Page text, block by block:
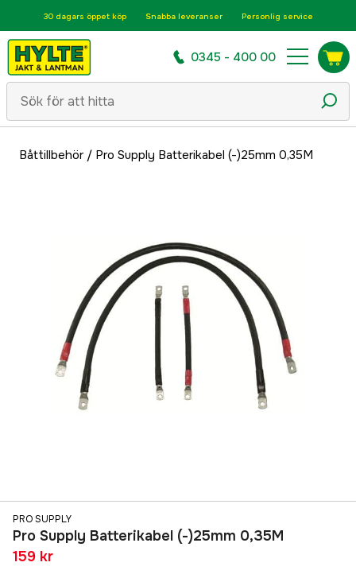
30 dagars öppet köp Snabba leveranser Personlig service
0345 - 400 00
Båttillbehör/ Pro Supply Batterikabel (-)25mm 0,35M
PRO SUPPLY
Pro Supply Batterikabel (-)25mm 0,35M
159 kr